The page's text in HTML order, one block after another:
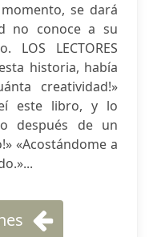
se dará
no conoce a su
LOS LECTORES
historia, había
creatividad!»
este libro, y lo
después de un
«Acostándome a